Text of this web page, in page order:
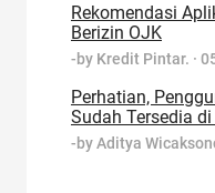
Rekomendasi
Berizin OJK
-by Kredit Pintar. ·
Perhatian,
Sudah Tersedia di
-byAditya